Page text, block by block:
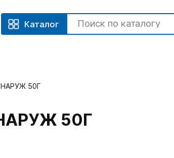
Каталог
50Г
50Г